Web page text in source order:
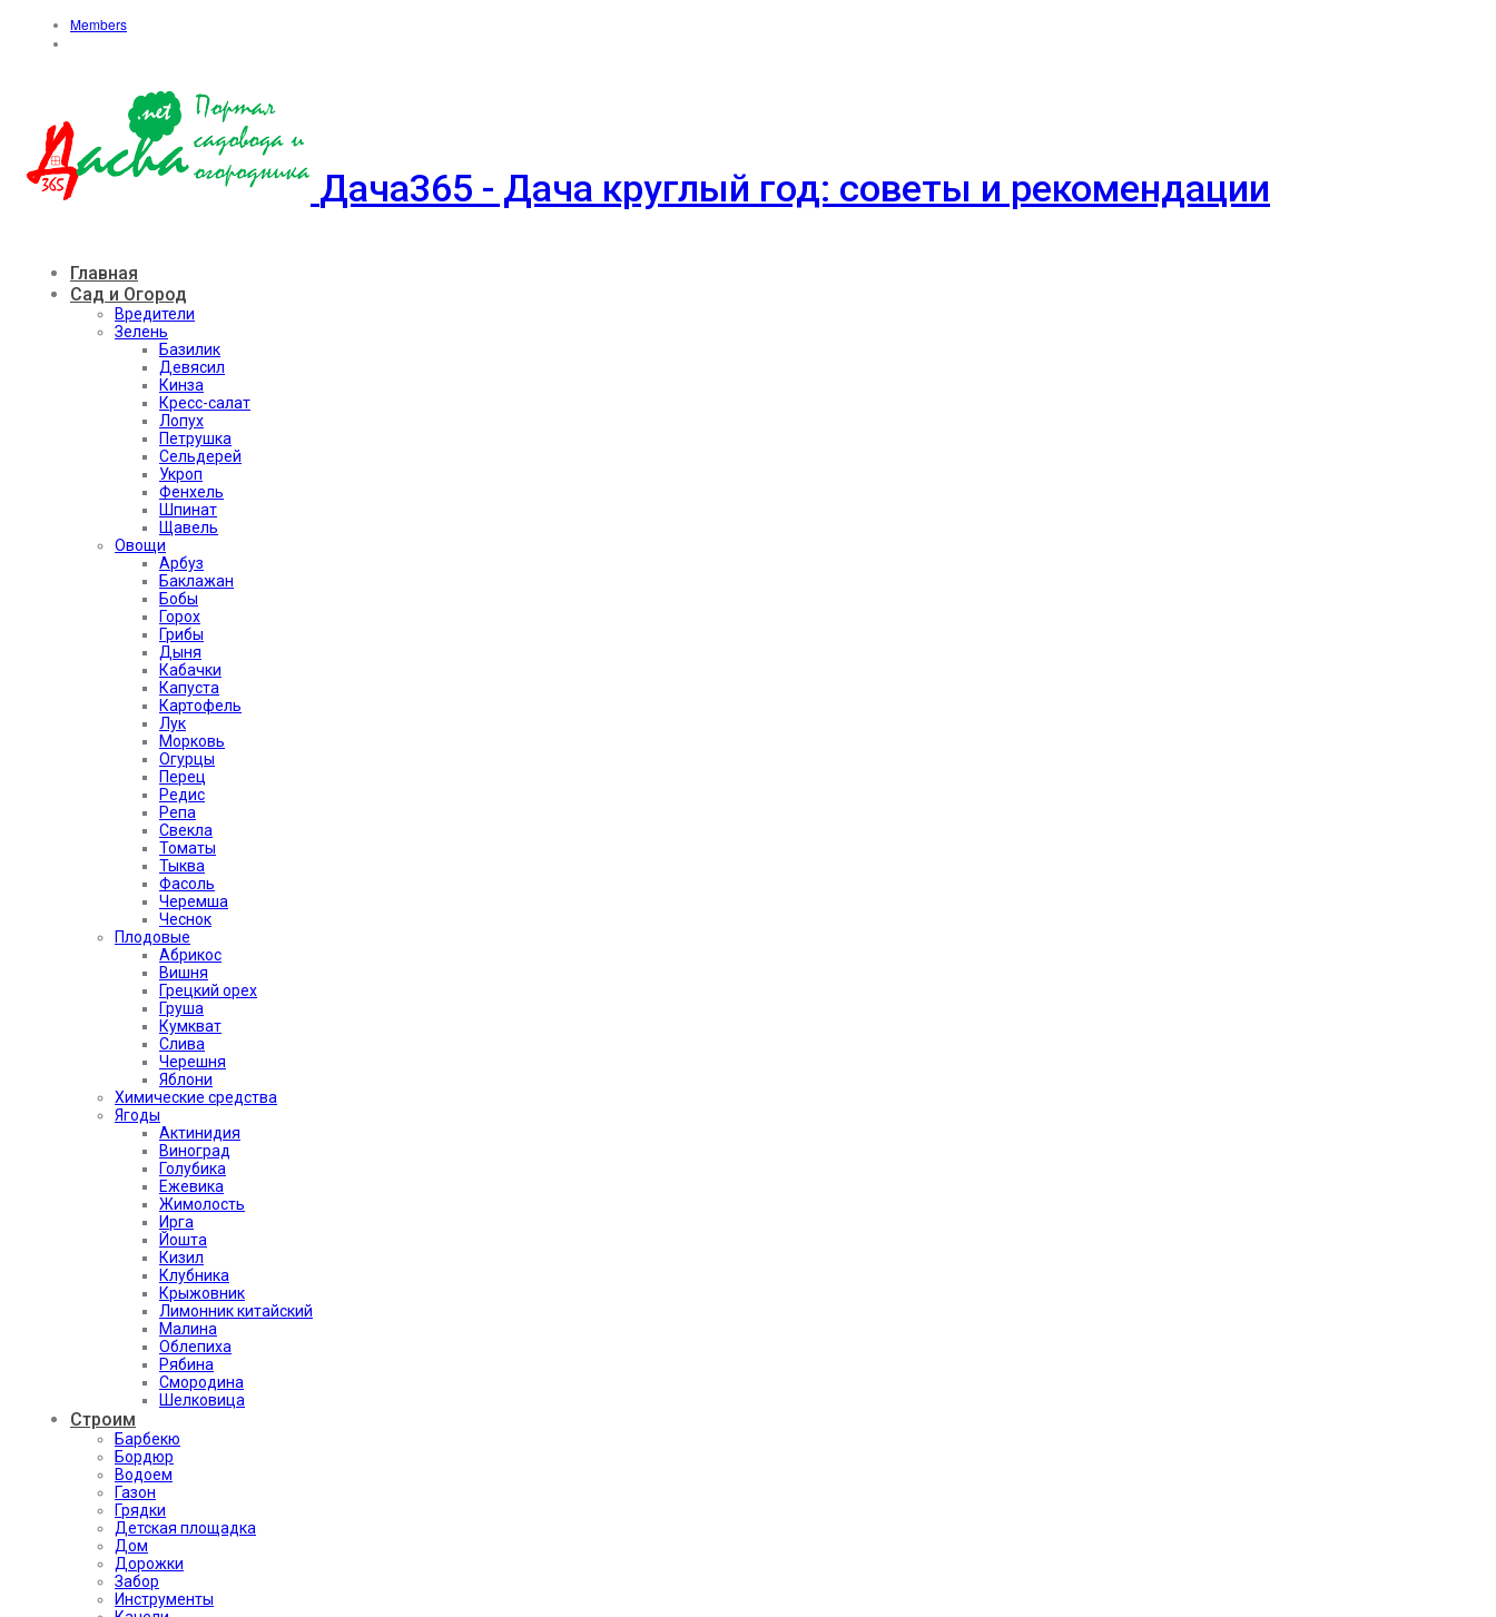
Members
Дача365 - Дача круглый год: советы и рекомендации
Главная
Сад и Огород
Вредители
Зелень
Базилик
Девясил
Кинза
Кресс-салат
Лопух
Петрушка
Сельдерей
Укроп
Фенхель
Шпинат
Щавель
Овощи
Арбуз
Баклажан
Бобы
Горох
Грибы
Дыня
Кабачки
Капуста
Картофель
Лук
Морковь
Огурцы
Перец
Редис
Репа
Свекла
Томаты
Тыква
Фасоль
Черемша
Чеснок
Плодовые
Абрикос
Вишня
Грецкий орех
Груша
Кумкват
Слива
Черешня
Яблони
Химические средства
Ягоды
Актинидия
Виноград
Голубика
Ежевика
Жимолость
Ирга
Йошта
Кизил
Клубника
Крыжовник
Лимонник китайский
Малина
Облепиха
Рябина
Смородина
Шелковица
Строим
Барбекю
Бордюр
Водоем
Газон
Грядки
Детская площадка
Дом
Дорожки
Забор
Инструменты